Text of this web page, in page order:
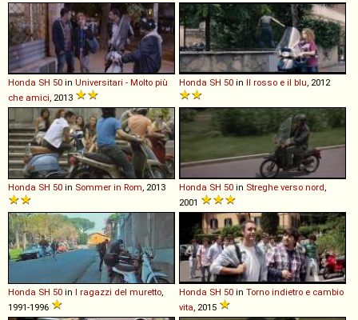
Honda SH 50 in Universitari - Molto più
che amici, 2013
Honda SH 50 in Il rosso e il blu, 2012
Honda SH 50 in Sommer in Rom, 2013 Honda SH 50 in Streghe verso nord,
2001
Honda SH 50 in I ragazzi del muretto,
1991-1996
Honda SH 50 in Torno indietro e cambio
vita, 2015